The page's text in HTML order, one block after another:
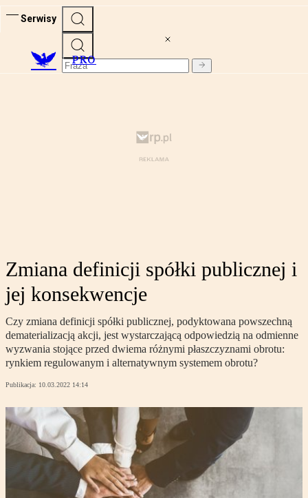
Serwisy
PRO
Zmiana definicji spółki publicznej i
jej konsekwencje
Czy zmiana definicji spółki publicznej, podyktowana powszechną
dematerializacją akcji, jest wystarczającą odpowiedzią na odmienne
wyzwania stojące przed dwiema różnymi płaszczyznami obrotu:
rynkiem regulowanym i alternatywnym systemem obrotu?
Publikacja: 10.03.2022 14:14